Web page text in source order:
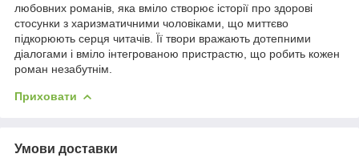
любовних романів, яка вміло створює історії про здорові
стосунки з харизматичними чоловіками, що миттєво
підкорюють серця читачів. Її твори вражають дотепними
діалогами і вміло інтегрованою пристрастю, що робить кожен
роман незабутнім.
Приховати
Умови доставки